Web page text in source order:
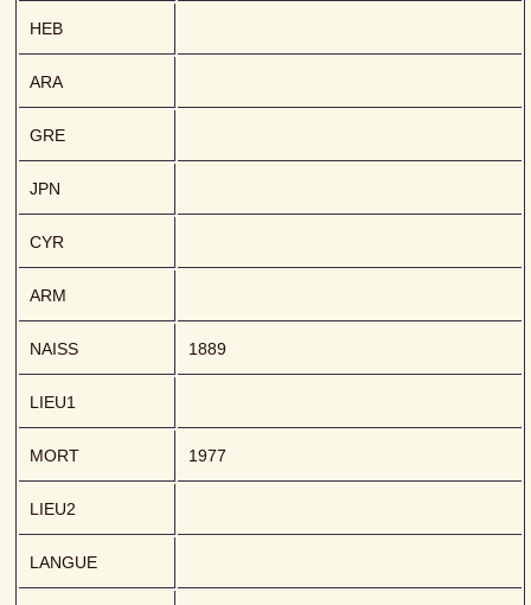
HEB
ARA
GRE
JPN
CYR
ARM
NAISS 1889
LIEU1
MORT 1977
LIEU2
LANGUE